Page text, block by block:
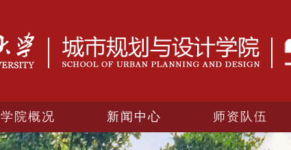
学院概况 新闻中心 师资队伍